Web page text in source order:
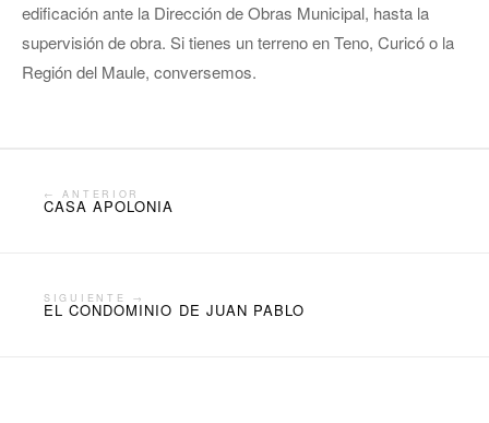
edificación ante la Dirección de Obras Municipal, hasta la
supervisión de obra. Si tienes un terreno en Teno, Curicó o la
Región del Maule, conversemos.
← ANTERIOR
CASA APOLONIA
SIGUIENTE →
EL CONDOMINIO DE JUAN PABLO